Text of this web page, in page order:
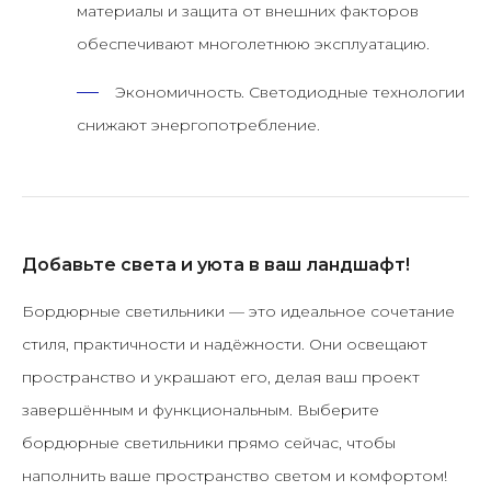
материалы и защита от внешних факторов
обеспечивают многолетнюю эксплуатацию.
Экономичность. Светодиодные технологии
снижают энергопотребление.
Добавьте света и уюта в ваш ландшафт!
Бордюрные светильники — это идеальное сочетание
стиля, практичности и надёжности. Они освещают
пространство и украшают его, делая ваш проект
завершённым и функциональным. Выберите
бордюрные светильники прямо сейчас, чтобы
наполнить ваше пространство светом и комфортом!